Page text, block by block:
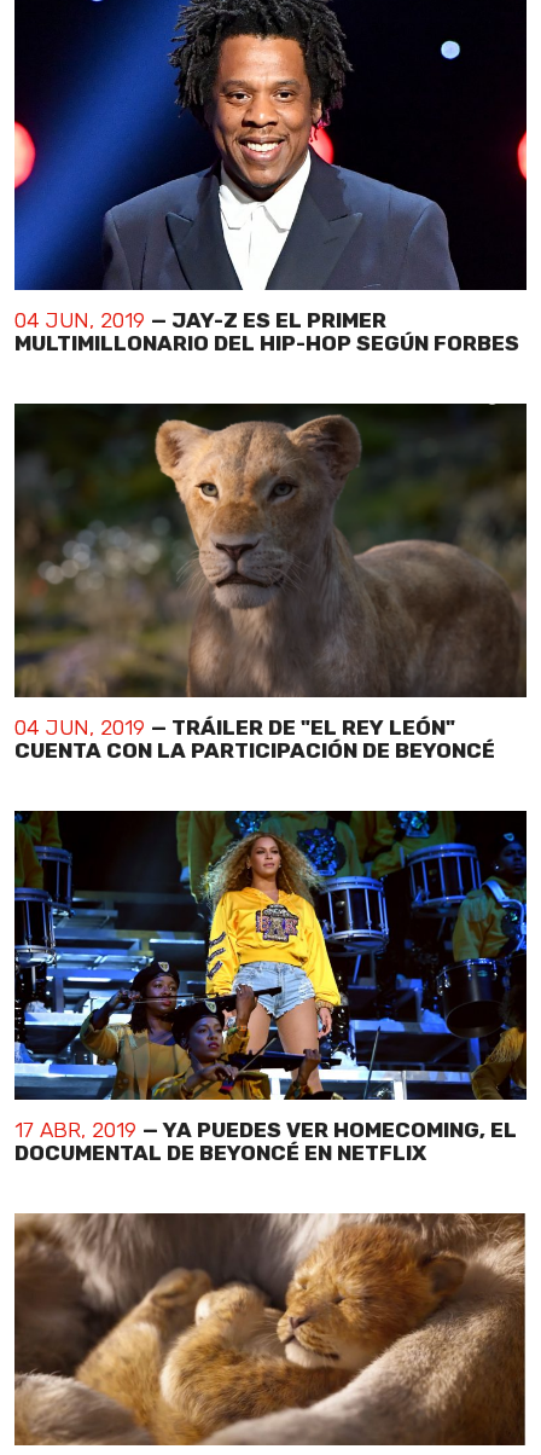
04 JUN, 2019 — JAY-Z ES EL PRIMER
MULTIMILLONARIO DEL HIP-HOP SEGÚN FORBES
04 JUN, 2019 — TRÁILER DE "EL REY LEÓN"
CUENTA CON LA PARTICIPACIÓN DE BEYONCÉ
17 ABR, 2019 — YA PUEDES VER HOMECOMING, EL
DOCUMENTAL DE BEYONCÉ EN NETFLIX